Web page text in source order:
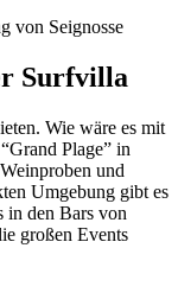
von Seignosse
Surfvilla
Wie wäre es mit
Plage” in
und
Umgebung gibt es
in den Bars von
großen Events